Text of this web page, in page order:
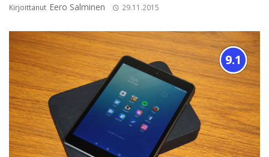
Kirjoittanut Eero Salminen 29.11.2015
9.1